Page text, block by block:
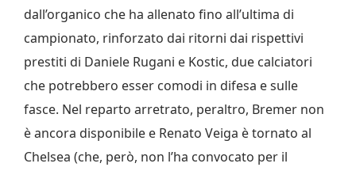
dall’organico che ha allenato fino all’ultima di
campionato, rinforzato dai ritorni dai rispettivi
prestiti di Daniele Rugani e Kostic, due calciatori
che potrebbero esser comodi in difesa e sulle
fasce. Nel reparto arretrato, peraltro, Bremer non
è ancora disponibile e Renato Veiga è tornato al
Chelsea (che, però, non l’ha convocato per il